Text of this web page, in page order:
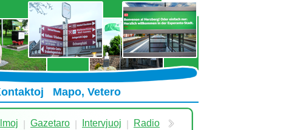
Mapo, Vetero
Gazetaro Intervjuoj Radio